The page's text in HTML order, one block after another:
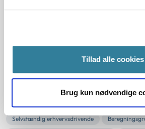
Tillad alle cookies
Brug kun nødvendige
Ankestyrelsens
Sygedagpengeloven Medvirken
Uden rimelig grund
Selvstændig erhvervsdrivende